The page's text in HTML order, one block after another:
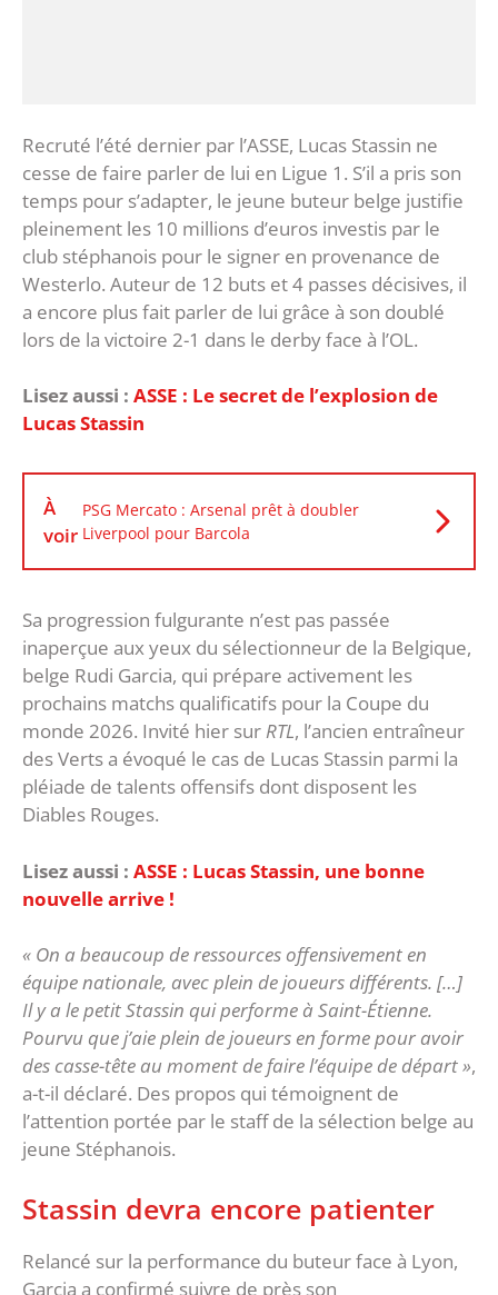
Recruté l’été dernier par l’ASSE, Lucas Stassin ne
cesse de faire parler de lui en Ligue 1. S’il a pris son
temps pour s’adapter, le jeune buteur belge justifie
pleinement les 10 millions d’euros investis par le
club stéphanois pour le signer en provenance de
Westerlo. Auteur de 12 buts et 4 passes décisives, il
a encore plus fait parler de lui grâce à son doublé
lors de la victoire 2-1 dans le derby face à l’OL.
Lisez aussi : ASSE : Le secret de l’explosion de
Lucas Stassin
À
voir
PSG Mercato : Arsenal prêt à doubler
Liverpool pour Barcola
Sa progression fulgurante n’est pas passée
inaperçue aux yeux du sélectionneur de la Belgique,
belge Rudi Garcia, qui prépare activement les
prochains matchs qualificatifs pour la Coupe du
monde 2026. Invité hier sur RTL, l’ancien entraîneur
des Verts a évoqué le cas de Lucas Stassin parmi la
pléiade de talents offensifs dont disposent les
Diables Rouges.
Lisez aussi : ASSE : Lucas Stassin, une bonne
nouvelle arrive !
« On a beaucoup de ressources offensivement en
équipe nationale, avec plein de joueurs différents. […]
Il y a le petit Stassin qui performe à Saint-Étienne.
Pourvu que j’aie plein de joueurs en forme pour avoir
des casse-tête au moment de faire l’équipe de départ »,
a-t-il déclaré. Des propos qui témoignent de
l’attention portée par le staff de la sélection belge au
jeune Stéphanois.
Stassin devra encore patienter
Relancé sur la performance du buteur face à Lyon,
Garcia a confirmé suivre de près son